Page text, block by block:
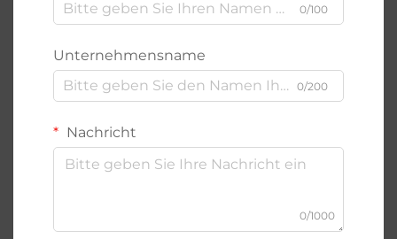
0/100
Unternehmensname
0/200
Nachricht
0/1000